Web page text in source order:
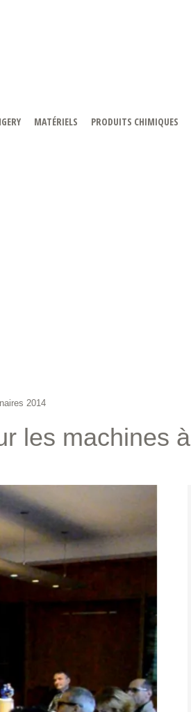
MATÉRIELS PRODUITS CHIMIQUES
2014
les machines à